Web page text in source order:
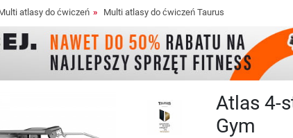
atlasy do ćwiczeń Multi atlasy do ćwiczeń Taurus
Atlas 4-
Gym